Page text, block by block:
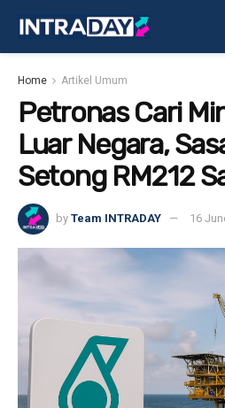
Home Artikel Umum
Petronas Cari
Luar Negara,
Setong RM212
by Team INTRADAY 16